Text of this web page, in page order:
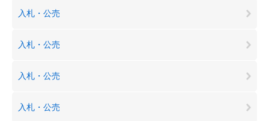
入札・公売
入札・公売
入札・公売
入札・公売